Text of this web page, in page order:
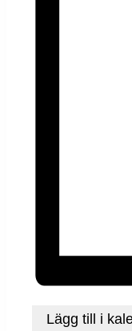
Lägg till i